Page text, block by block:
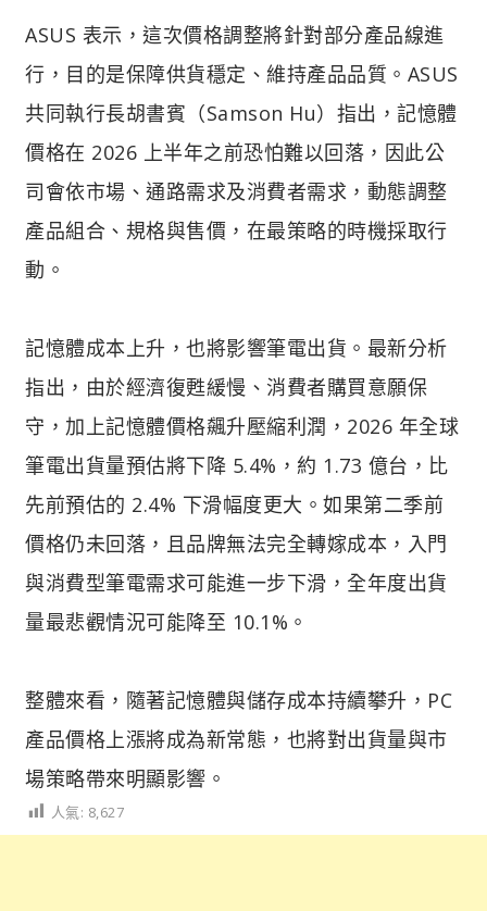
ASUS 表示，這次價格調整將針對部分產品線進
行，目的是保障供貨穩定、維持產品品質。ASUS
共同執行長胡書賓（Samson Hu）指出，記憶體
價格在 2026 上半年之前恐怕難以回落，因此公
司會依市場、通路需求及消費者需求，動態調整
產品組合、規格與售價，在最策略的時機採取行
動。
記憶體成本上升，也將影響筆電出貨。最新分析
指出，由於經濟復甦緩慢、消費者購買意願保
守，加上記憶體價格飆升壓縮利潤，2026 年全球
筆電出貨量預估將下降 5.4%，約 1.73 億台，比
先前預估的 2.4% 下滑幅度更大。如果第二季前
價格仍未回落，且品牌無法完全轉嫁成本，入門
與消費型筆電需求可能進一步下滑，全年度出貨
量最悲觀情況可能降至 10.1%。
整體來看，隨著記憶體與儲存成本持續攀升，PC
產品價格上漲將成為新常態，也將對出貨量與市
場策略帶來明顯影響。
人氣: 8,627